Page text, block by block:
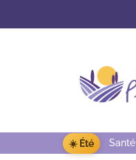
☀️ Été Santé